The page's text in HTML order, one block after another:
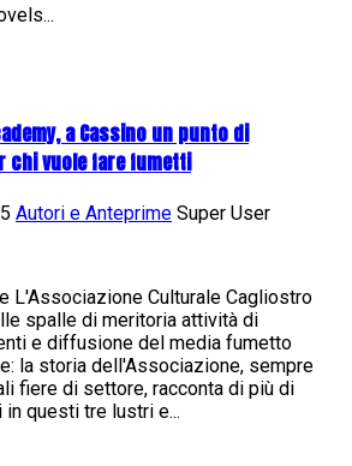
a Cassino un punto di
chi vuole fare fumetti
Autori e Anteprime Super User
L'Associazione Culturale Cagliostro
spalle di meritoria attività di
e diffusione del media fumetto
la storia dell'Associazione, sempre
fiere di settore, racconta di più di
questi tre lustri e...